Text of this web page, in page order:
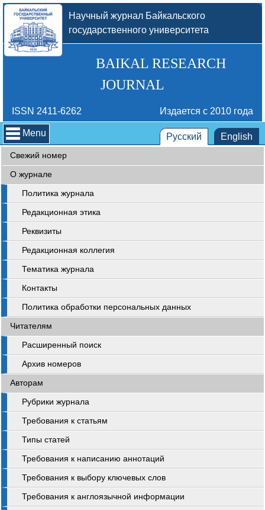
Научный журнал Байкальского
государственного университета
BAIKAL RESEARCH
JOURNAL
ISSN 2411-6262 Издается с 2010 года
Menu Русский English
Свежий номер
О журнале
Политика журнала
Редакционная этика
Реквизиты
Редакционная коллегия
Тематика журнала
Контакты
Политика обработки персональных данных
Читателям
Расширенный поиск
Архив номеров
Авторам
Рубрики журнала
Требования к статьям
Типы статей
Требования к написанию аннотаций
Требования к выбору ключевых слов
Требования к англоязычной информации